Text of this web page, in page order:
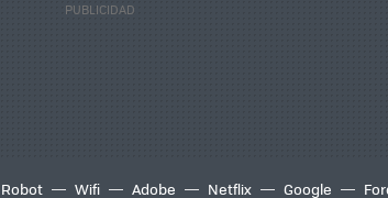
Robot Wifi Adobe Netflix Google